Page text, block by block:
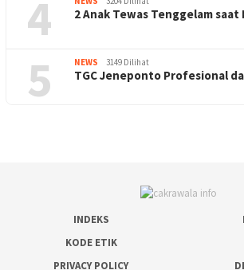
4 2 Anak Tewas Tenggelam
5 NEWS 3149 Dilihat
TGC Jeneponto Profesional
INDEKS
KODE ETIK
PRIVACY POLICY